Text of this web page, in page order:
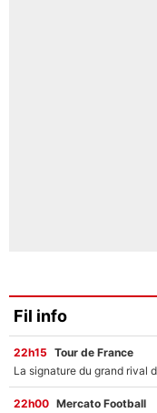
Fil info
22h15 Tour de France
22h00 Mercato Football